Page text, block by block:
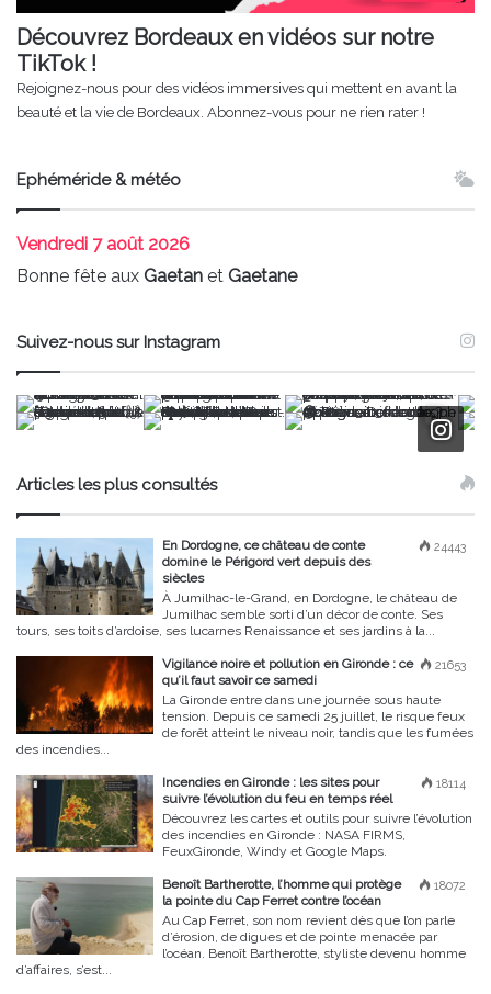
Découvrez Bordeaux en vidéos sur notre
TikTok !
Rejoignez-nous pour des vidéos immersives qui mettent en avant la
beauté et la vie de Bordeaux. Abonnez-vous pour ne rien rater !
Ephéméride & météo
Vendredi 7 août 2026
Bonne fête aux Gaetan et Gaetane
Suivez-nous sur Instagram
Articles les plus consultés
24443
En Dordogne, ce château de conte
domine le Périgord vert depuis des
siècles
À Jumilhac-le-Grand, en Dordogne, le château de
Jumilhac semble sorti d’un décor de conte. Ses
tours, ses toits d’ardoise, ses lucarnes Renaissance et ses jardins à la...
21653
Vigilance noire et pollution en Gironde : ce
qu’il faut savoir ce samedi
La Gironde entre dans une journée sous haute
tension. Depuis ce samedi 25 juillet, le risque feux
de forêt atteint le niveau noir, tandis que les fumées
des incendies...
18114
Incendies en Gironde : les sites pour
suivre l’évolution du feu en temps réel
Découvrez les cartes et outils pour suivre l’évolution
des incendies en Gironde : NASA FIRMS,
FeuxGironde, Windy et Google Maps.
18072
Benoît Bartherotte, l’homme qui protège
la pointe du Cap Ferret contre l’océan
Au Cap Ferret, son nom revient dès que l’on parle
d’érosion, de digues et de pointe menacée par
l’océan. Benoît Bartherotte, styliste devenu homme
d’affaires, s’est...